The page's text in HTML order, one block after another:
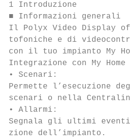
1 Introduzione
■ Informazioni
Il Polyx Video Display
tofoniche e di
con il tuo impianto My
Integrazione con My Home
• Scenari:
Permette l’esecuzione
scenari o nella
• Allarmi:
Segnala gli ultimi
zione